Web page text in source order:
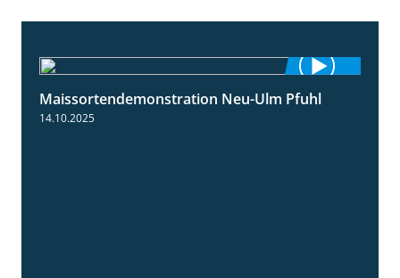
7:10
Maissortendemonstration Neu-Ulm Pfuhl
14.10.2025